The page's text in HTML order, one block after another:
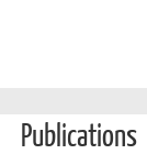
Publications